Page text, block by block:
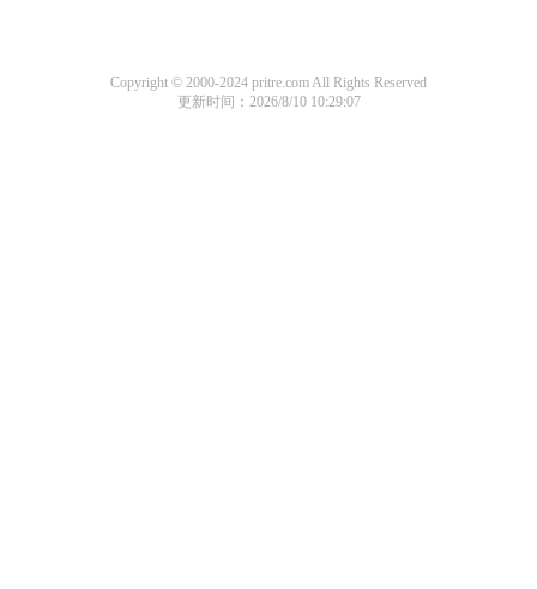
Copyright © 2000-2024 pritre.com All Rights Reserved
更新时间：2026/8/10 10:29:07